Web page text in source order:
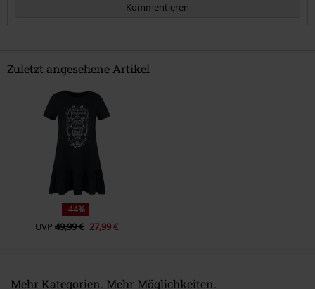
Kommentieren
Kommentar jetzt abschicken!
Zuletzt angesehene Artikel
-44%
UVP 49,99 € 27,99 €
Mehr Kategorien. Mehr Möglichkeiten.